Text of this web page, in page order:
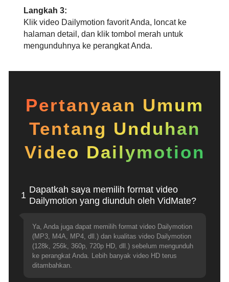
Langkah 3:
Klik video Dailymotion favorit Anda, loncat ke
halaman detail, dan klik tombol merah untuk
mengunduhnya ke perangkat Anda.
Pertanyaan Umum
Tentang Unduhan
Video Dailymotion
1
Dapatkah saya memilih format video
Dailymotion yang diunduh oleh VidMate?
Ya, Anda juga dapat memilih format video Dailymotion
(MP3, M4A, MP4, dll.) dan kualitas video Dailymotion
(128k, 256k, 360p, 720p HD, dll.) sebelum mengunduh
ke perangkat Anda. Lebih banyak video HD terus
ditambahkan.